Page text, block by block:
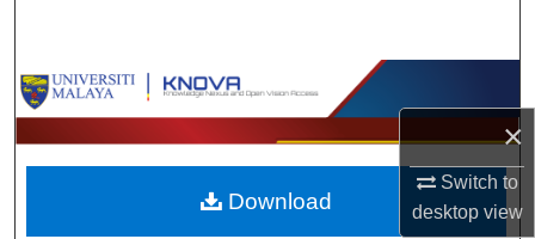
×
Switch to
desktopview
Browse Collections
My Account
About
Download